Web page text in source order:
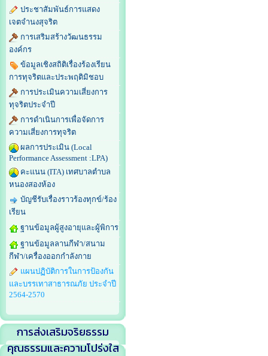
ประชาสัมพันธ์การแสดง
เจตจำนงสุจริต
การเสริมสร้างวัฒนธรรม
องค์กร
ข้อมูลเชิงสถิติเรื่องร้องเรียน
การทุจริตและประพฤติมิชอบ
การประเมินความเสี่ยงการ
ทุจริตประจำปี
การดำเนินการเพื่อจัดการ
ความเสี่ยงการทุจริต
ผลการประเมิน (Local
Performance Assessment :LPA)
คะแนน (ITA) เทศบาลตำบล
หนองสองห้อง
บัญชีรับเรื่องราวร้องทุกข์/ร้อง
เรียน
ฐานข้อมูลผู้สูงอายุและผู้พิการ
ฐานข้อมูลลานกีฬา/สนาม
กีฬา/เครื่องออกกำลังกาย
แผนปฏิบัติการในการป้องกัน
และบรรเทาสาธารณภัย ประจำปี
2564-2570
การส่งเสริมจริยธรรม
คุณธรรมและความโปร่งใส